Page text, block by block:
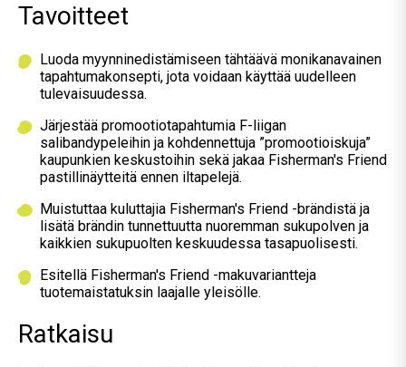
Tavoitteet
Luoda myynninedistämiseen tähtäävä monikanavainen
tapahtumakonsepti, jota voidaan käyttää uudelleen
tulevaisuudessa.
Järjestää promootiotapahtumia F-liigan
salibandypeleihin ja kohdennettuja ”promootioiskuja”
kaupunkien keskustoihin sekä jakaa Fisherman's Friend
pastillinäytteitä ennen iltapelejä.
Muistuttaa kuluttajia Fisherman's Friend -brändistä ja
lisätä brändin tunnettuutta nuoremman sukupolven ja
kaikkien sukupuolten keskuudessa tasapuolisesti.
Esitellä ​​Fisherman's Friend -makuvariantteja
tuotemaistatuksin laajalle yleisölle.
Ratkaisu